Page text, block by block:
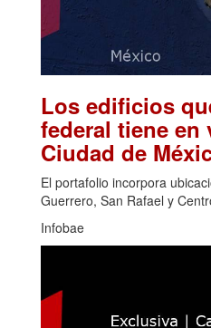
Los edificios
federal tiene en
Ciudad de
El portafolio incorpora
Guerrero, San Rafael y
Infobae